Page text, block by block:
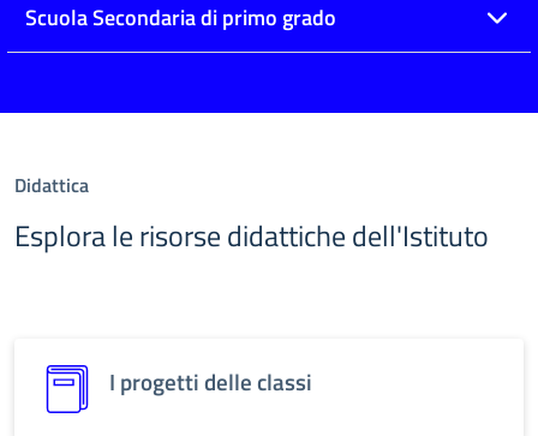
Scuola Secondaria di primo grado
Didattica
Esplora le risorse didattiche dell'Istituto
I progetti delle classi